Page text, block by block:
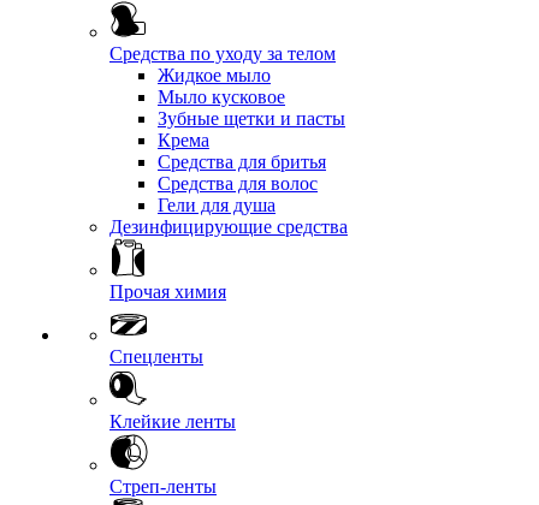
Средства по уходу за телом
Жидкое мыло
Мыло кусковое
Зубные щетки и пасты
Крема
Средства для бритья
Средства для волос
Гели для душа
Дезинфицирующие средства
Прочая химия
Спецленты
Клейкие ленты
Стреп-ленты